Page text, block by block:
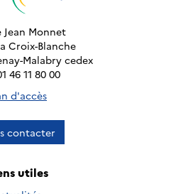
Jean Monnet
Croix-Blanche
Malabry cedex
46 11 80 00
d'accès
contacter
utiles